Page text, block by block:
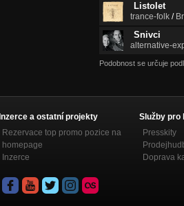
Listolet
trance-folk /
Snivci
alternative-
Podobnost se určuje
Inzerce a ostatní projekty
Rezervace top promo pozice na
homepage
Inzerce
Služby pro
Presskity
Doprava